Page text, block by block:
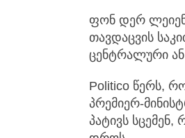
ფონ დერ
თავდაცვის
ცენტრალური
Politico წერს,
პრემიერ-
პატივს